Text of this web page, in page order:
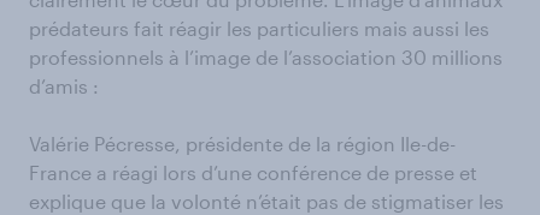
prédateurs fait réagir les particuliers mais aussi les
professionnels à l’image de l’association 30 millions
d’amis :
Valérie Pécresse, présidente de la région Ile-de-
France a réagi lors d’une conférence de presse et
explique que la volonté n’était pas de stigmatiser les